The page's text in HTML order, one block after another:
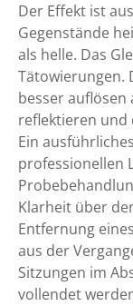
Der Effekt ist
Gegenstände
als helle. Das
Tätowierungen.
besser auflösen
reflektieren und
Ein
professionellen
Klarheit über
Entfernung
aus der
Sitzungen im
vollendet